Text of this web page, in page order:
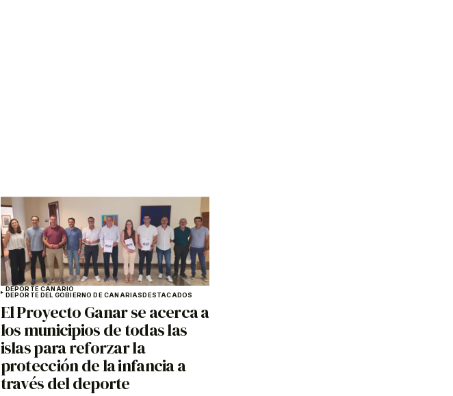
DEPORTE CANARIO
DEPORTE DEL GOBIERNO DE CANARIASDESTACADOS
El Proyecto Ganar se acerca a
los municipios de todas las
islas para reforzar la
protección de la infancia a
través del deporte